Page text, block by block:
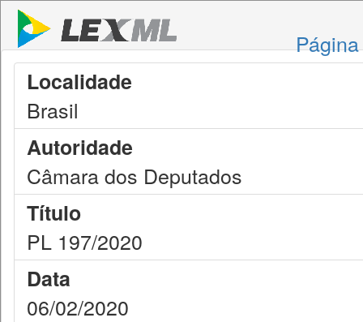
Localidade
Brasil
Autoridade
Câmara dos Deputados
Título
PL 197/2020
Data
06/02/2020